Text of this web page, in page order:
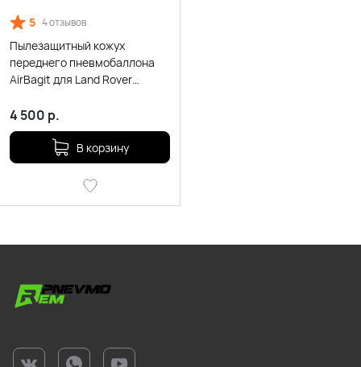
5 4 отзывов
Пылезащитный кожух
переднего пневмобаллона
AirBagit для Land Rover
4 500 р.
В корзину